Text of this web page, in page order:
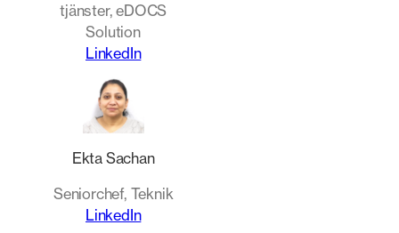
tjänster, eDOCS
Solution
LinkedIn
Ekta Sachan
Seniorchef, Teknik
LinkedIn